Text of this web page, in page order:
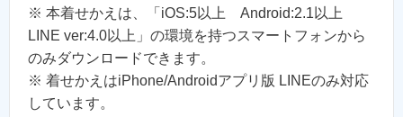
※ 本着せかえは、「iOS:5以上 Android:2.1以上
LINE ver:4.0以上」の環境を持つスマートフォンから
のみダウンロードできます。
※ 着せかえはiPhone/Androidアプリ版 LINEのみ対応
しています。